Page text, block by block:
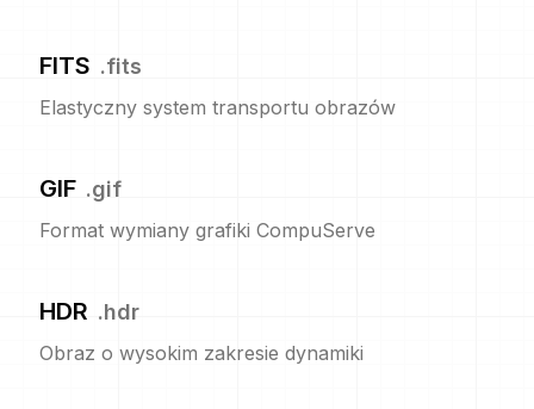
FITS .fits
Elastyczny system transportu obrazów
GIF .gif
Format wymiany grafiki CompuServe
HDR .hdr
Obraz o wysokim zakresie dynamiki